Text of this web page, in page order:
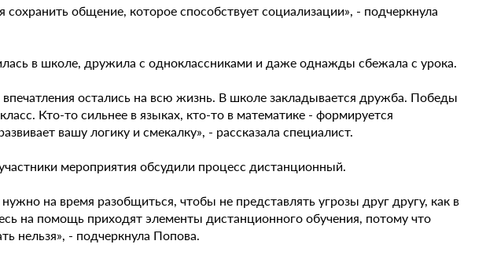
общение, которое способствует социализации», - подчеркнула
в школе, дружила с одноклассниками и даже однажды сбежала с урока.
остались на всю жизнь. В школе закладывается дружба. Победы
Кто-то сильнее в языках, кто-то в математике - формируется
вашу логику и смекалку», - рассказала специалист.
мероприятия обсудили процесс дистанционный.
на время разобщиться, чтобы не представлять угрозы друг другу, как в
на помощь приходят элементы дистанционного обучения, потому что
нельзя», - подчеркнула Попова.